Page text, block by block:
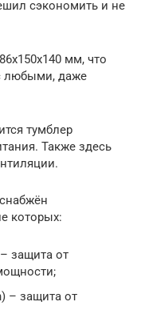
сэкономить и не
мм, что
любыми, даже
тумблер
Также здесь
которых:
защита от
– защита от